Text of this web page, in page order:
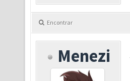
Encontrar
Menezi